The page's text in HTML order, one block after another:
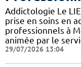
Addictologie Le
prise en soins en
professionnels à
animée par le
29/07/2026 13:04